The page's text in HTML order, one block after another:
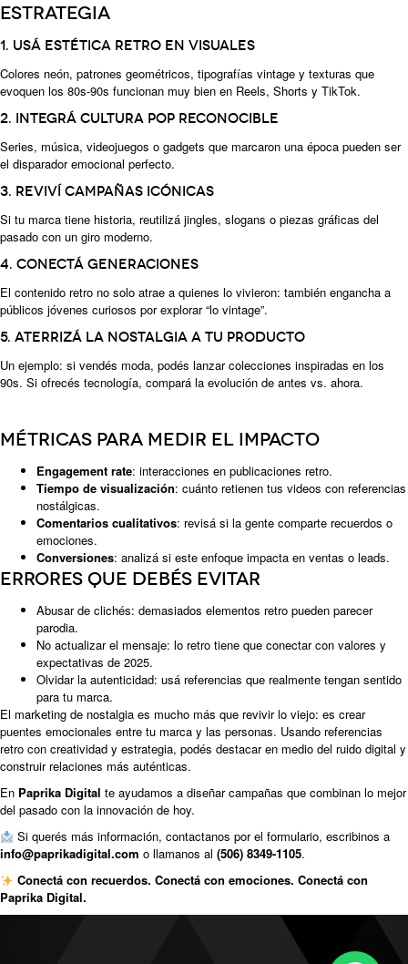
estrategia
1. Usá estética retro en visuales
Colores neón, patrones geométricos, tipografías vintage y texturas que
evoquen los 80s-90s funcionan muy bien en Reels, Shorts y TikTok.
2. Integrá cultura pop reconocible
Series, música, videojuegos o gadgets que marcaron una época pueden ser
el disparador emocional perfecto.
3. Reviví campañas icónicas
Si tu marca tiene historia, reutilizá jingles, slogans o piezas gráficas del
pasado con un giro moderno.
4. Conectá generaciones
El contenido retro no solo atrae a quienes lo vivieron: también engancha a
públicos jóvenes curiosos por explorar “lo vintage”.
5. Aterrizá la nostalgia a tu producto
Un ejemplo: si vendés moda, podés lanzar colecciones inspiradas en los
90s. Si ofrecés tecnología, compará la evolución de antes vs. ahora.
Métricas para medir el impacto
Engagement rate: interacciones en publicaciones retro.
Tiempo de visualización: cuánto retienen tus videos con referencias
nostálgicas.
Comentarios cualitativos: revisá si la gente comparte recuerdos o
emociones.
Conversiones: analizá si este enfoque impacta en ventas o leads.
Errores que debés evitar
Abusar de clichés: demasiados elementos retro pueden parecer
parodia.
No actualizar el mensaje: lo retro tiene que conectar con valores y
expectativas de 2025.
Olvidar la autenticidad: usá referencias que realmente tengan sentido
para tu marca.
El marketing de nostalgia es mucho más que revivir lo viejo: es crear
puentes emocionales entre tu marca y las personas. Usando referencias
retro con creatividad y estrategia, podés destacar en medio del ruido digital y
construir relaciones más auténticas.
En Paprika Digital te ayudamos a diseñar campañas que combinan lo mejor
del pasado con la innovación de hoy.
Si querés más información, contactanos por el formulario, escribinos a
info@paprikadigital.com o llamanos al (506) 8349-1105.
Conectá con recuerdos. Conectá con emociones. Conectá con
Paprika Digital.